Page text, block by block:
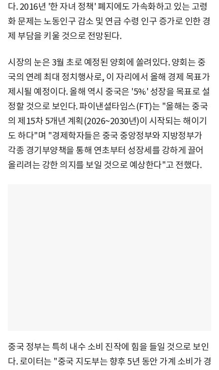
다. 2016년 '한 자녀 정책' 폐지에도 가속화하고 있는 고령
화 문제는 노동인구 감소 및 연금 수령 인구 증가로 인한 경
제 부담을 키울 것으로 전망된다.
시장의 눈은 3월 초로 예정된 양회에 쏠려있다. 양회는 중
국의 연례 최대 정치행사로, 이 자리에서 올해 경제 목표가
제시될 예정이다. 올해 역시 중국은 '5%' 성장을 목표로 설
정할 것으로 보인다. 파이낸셜타임스(FT)는 "올해는 중국
의 제15차 5개년 계획(2026~2030년)이 시작되는 해이기
도 하다"며 "경제학자들은 중국 중앙정부와 지방정부가
각종 경기부양책을 통해 연초부터 성장세를 강하게 끌어
올리려는 강한 의지를 보일 것으로 예상한다"고 전했다.
중국 정부는 특히 내수 소비 진작에 힘을 들일 것으로 보인
다. 로이터는 "중국 지도부는 향후 5년 동안 가계 소비가 경